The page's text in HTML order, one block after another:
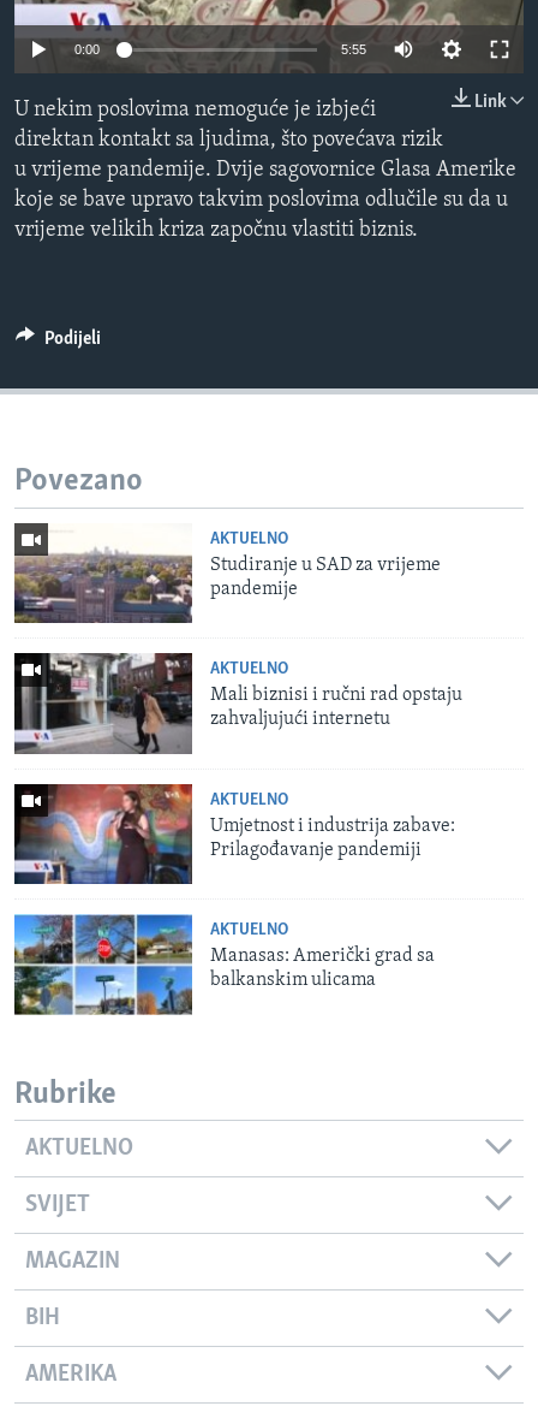
MAGAZIN
O GLASU AMERIKE
Learning English
PRATITE NAS
0:00 5:55
Link
U nekim poslovima nemoguće je izbjeći
direktan kontakt sa ljudima, što povećava rizik
u vrijeme pandemije. Dvije sagovornice Glasa Amerike
koje se bave upravo takvim poslovima odlučile su da u
vrijeme velikih kriza započnu vlastiti biznis.
Podijeli
Povezano
AKTUELNO
Studiranje u SAD za vrijeme
pandemije
AKTUELNO
Mali biznisi i ručni rad opstaju
zahvaljujući internetu
AKTUELNO
Umjetnost i industrija zabave:
Prilagođavanje pandemiji
AKTUELNO
Manasas: Američki grad sa
balkanskim ulicama
Rubrike
AKTUELNO
SVIJET
MAGAZIN
BIH
AMERIKA